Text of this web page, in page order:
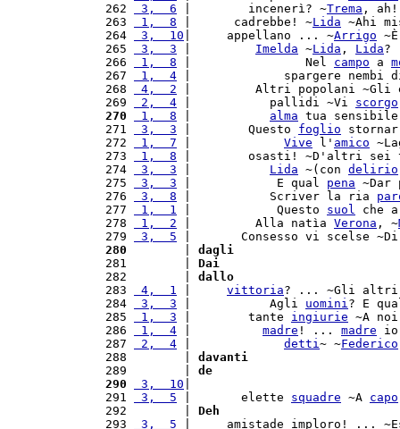
262
3,  6 |        incenerì? ~Trema ,
263
1,  8 |      cadrebbe! ~Lida ~Ahi
264
3,  10 |     appellano ... ~Arrigo
265
3,  3 Imelda ~Lida , Lida?
266
1,  8 |                Nel campo a
267
1,  4 |             spargere nembi
268
4,  2 |         Altri popolani ~Gli
269
2,  4 |           pallidi ~Vi scorgo
270
1,  8 alma tua
271
3,  3 |        Questo foglio
272
1,  7 Vive l' amico
273
1,  8 |        osasti! ~D'altri sei
274
3,  3 Lida ~(con delirio
275
3,  3 |            E qual pena
276
3,  8 |           Scriver la ria
277
1,  1 |            Questo suol che
278
1,  2 |         Alla natìa Verona , ~
279
3,  5 |       Consesso vi scelse
280
dagli
281        | Dai
282        | dallo
283
4,  1 vittoria? ... ~Gli altri
284
3,  3 |           Agli uomini? E
285
1,  3 |        tante ingiurie ~A
286
1,  4 madre ! ... madre io
287
2,  4 detti~ ~Federico
288        | davanti
289        | de
290
3,  10
291
3,  5 |       elette squadre ~A capo
292        | Deh
293
3,  5 |     amistade imploro! ...